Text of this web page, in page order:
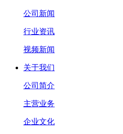
公司新闻
行业资讯
视频新闻
关于我们
公司简介
主营业务
企业文化